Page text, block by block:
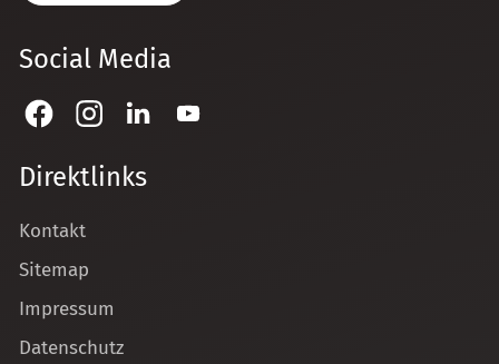
Social Media
Direktlinks
Kontakt
Sitemap
Impressum
Datenschutz